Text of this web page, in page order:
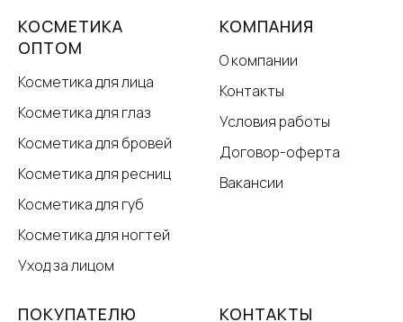
КОСМЕТИКА
ОПТОМ
Косметика для лица
Косметика для глаз
Косметика для бровей
Косметика для ресниц
Косметика для губ
Косметика для ногтей
Уход за лицом
КОМПАНИЯ
О компании
Контакты
Условия работы
Договор-оферта
Вакансии
ПОКУПАТЕЛЮ КОНТАКТЫ